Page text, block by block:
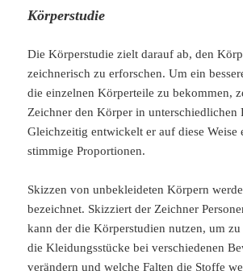
Körperstudie
Die Körperstudie zielt darauf ab, den
zeichnerisch zu erforschen. Um ein
die einzelnen Körperteile zu bekommen,
Zeichner den Körper in unterschiedlichen
Gleichzeitig entwickelt er auf diese Weise
stimmige Proportionen.
Skizzen von unbekleideten Körpern
bezeichnet. Skizziert der Zeichner
kann der die Körperstudien nutzen, um
die Kleidungsstücke bei verschiedenen
verändern und welche Falten die Stoffe